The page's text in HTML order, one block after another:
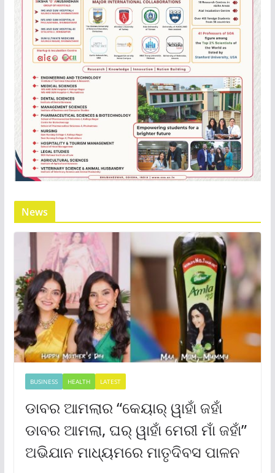
News
BUSINESS HEALTH LATEST
ଡାବର ଆମଲାର “କେୟାର୍ ୱାହାଁ ଜହାଁ
ଡାବର ଆମଲା, ଘର୍ ୱାହାଁ ମେରୀ ମାଁ ଜହାଁ”
ଅଭିଯାନ ମାଧ୍ୟମରେ ମାତୃଦିବସ ପାଳନ